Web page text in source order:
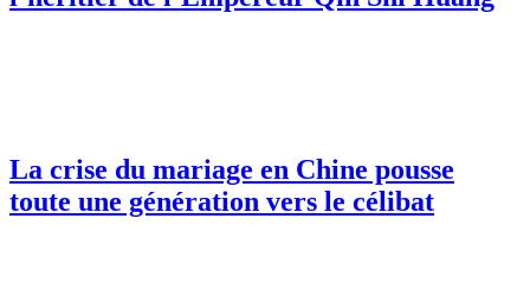
La crise du mariage en Chine pousse
toute une génération vers le célibat